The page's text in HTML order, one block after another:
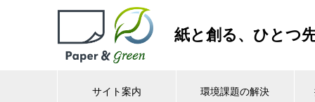
紙と創る、ひとつ
サイト案内 環境課題の解決